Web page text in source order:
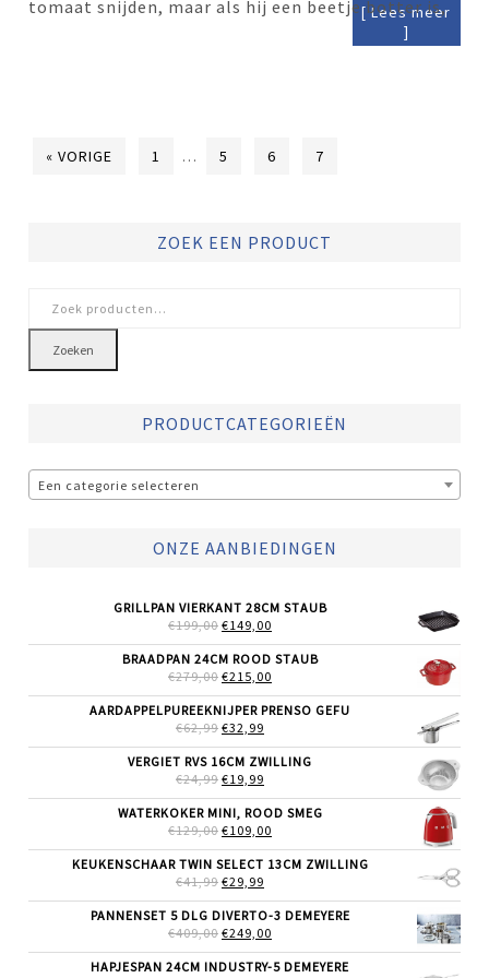
tomaat snijden, maar als hij een beetje botter is,
[ Lees meer
]
« VORIGE 1 … 5 6 7
ZOEK EEN PRODUCT
naar:
Zoeken
PRODUCTCATEGORIEËN
Een categorie selecteren
ONZE AANBIEDINGEN
GRILLPAN VIERKANT 28CM STAUB
€199,00 OORSPRONKELIJKE
WAS:
€199,00.
€149,00
IS:
BRAADPAN 24CM ROOD STAUB
€279,00 OORSPRONKELIJKE
WAS:
€279,00.
€215,00
IS:
AARDAPPELPUREEKNIJPER PRENSO GEFU
€62,99 OORSPRONKELIJKE
WAS:
€62,99.
€32,99
IS:
VERGIET RVS 16CM ZWILLING
€24,99 OORSPRONKELIJKE
WAS:
€24,99.
€19,99
IS:
€19,99.
WATERKOKER MINI, ROOD SMEG
€129,00 OORSPRONKELIJKE
WAS:
€129,00.
€109,00
IS:
KEUKENSCHAAR TWIN SELECT 13CM ZWILLING
€41,99 OORSPRONKELIJKE
WAS:
€41,99.
€29,99
IS:
€29,99.
PANNENSET 5 DLG DIVERTO-3 DEMEYERE
€409,00 OORSPRONKELIJKE
WAS:
€249,00
IS:
HAPJESPAN 24CM INDUSTRY-5 DEMEYERE